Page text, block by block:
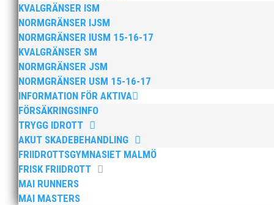
KVALGRÄNSER ISM
NORMGRÄNSER IJSM
NORMGRÄNSER IUSM 15-16-17
KVALGRÄNSER SM
NORMGRÄNSER JSM
NORMGRÄNSER USM 15-16-17
INFORMATION FÖR AKTIVA
FÖRSÄKRINGSINFO
TRYGG IDROTT
AKUT SKADEBEHANDLING
FRIIDROTTSGYMNASIET MALMÖ
FRISK FRIIDROTT
MAI RUNNERS
MAI MASTERS
Hjälp MAI att utvecklas genom att svara på 12
Enkäten genomförs för att styrelsen och kansliet ska